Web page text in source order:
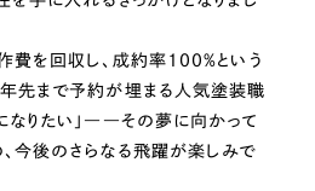
費を回収し、成約率100%という
先まで予約が埋まる人気塗装職
なりたい」――その夢に向かって
今後のさらなる飛躍が楽しみで